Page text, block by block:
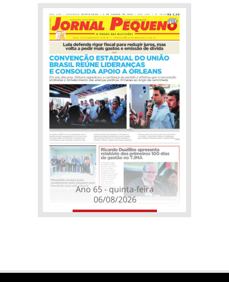
Ano 65 - quinta-feira
06/08/2026